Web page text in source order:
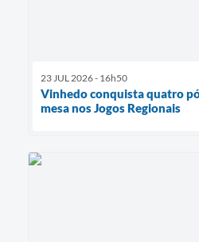
23 JUL 2026 - 16h50
Vinhedo conquista quatro
mesa nos Jogos Regionais